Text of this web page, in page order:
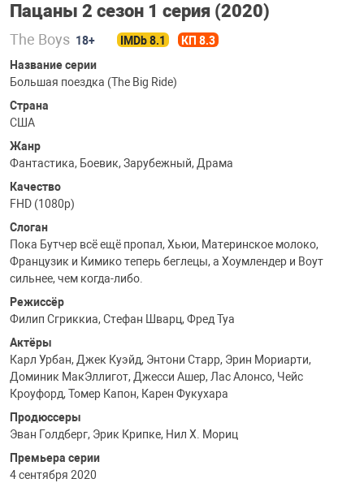
Пацаны 2 сезон 1 серия (2020)
The Boys 18+ IMDb 8.1
КП 8.3
Название серии
Большая поездка (The Big Ride)
Страна
США
Жанр
Фантастика, Боевик, Зарубежный, Драма
Качество
FHD (1080p)
Слоган
Пока Бутчер всё ещё пропал, Хьюи, Материнское молоко,
Французик и Кимико теперь беглецы, а Хоумлендер и Воут
сильнее, чем когда-либо.
Режиссёр
Филип Сгриккиа, Стефан Шварц, Фред Туа
Актёры
Карл Урбан, Джек Куэйд, Энтони Старр, Эрин Мориарти,
Доминик МакЭллигот, Джесси Ашер, Лас Алонсо, Чейс
Кроуфорд, Томер Капон, Карен Фукухара
Продюссеры
Эван Голдберг, Эрик Крипке, Нил Х. Мориц
Премьера серии
4 сентября 2020